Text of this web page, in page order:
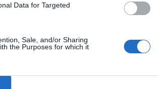
Data for Targeted
Sale, and/or Sharing
the Purposes for which it